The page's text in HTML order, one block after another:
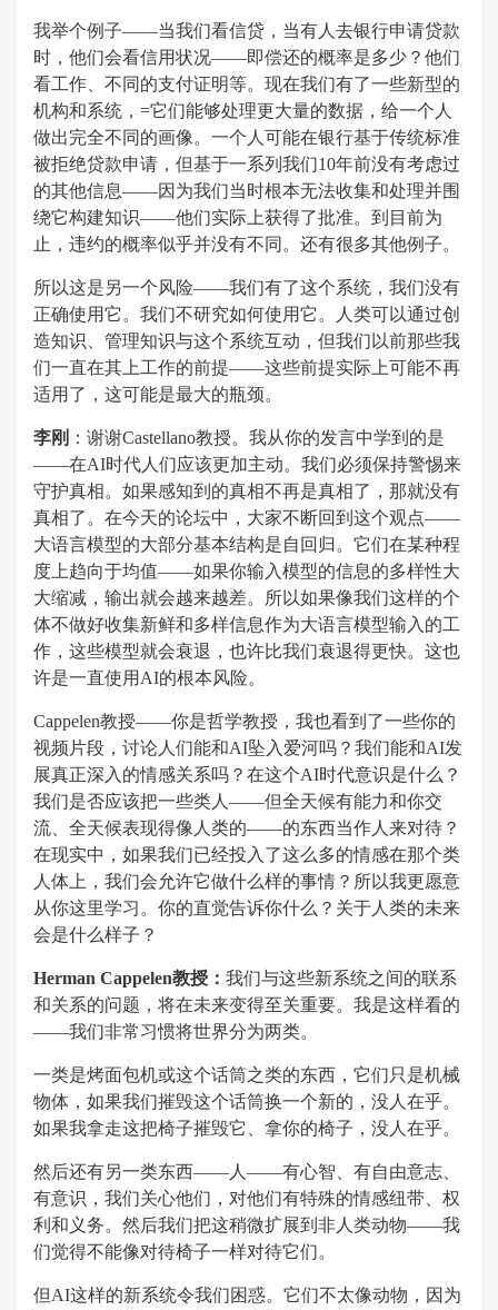
我举个例子——当我们看信贷，当有人去银行申请贷款
时，他们会看信用状况——即偿还的概率是多少？他们
看工作、不同的支付证明等。现在我们有了一些新型的
机构和系统，=它们能够处理更大量的数据，给一个人
做出完全不同的画像。一个人可能在银行基于传统标准
被拒绝贷款申请，但基于一系列我们10年前没有考虑过
的其他信息——因为我们当时根本无法收集和处理并围
绕它构建知识——他们实际上获得了批准。到目前为
止，违约的概率似乎并没有不同。还有很多其他例子。
所以这是另一个风险——我们有了这个系统，我们没有
正确使用它。我们不研究如何使用它。人类可以通过创
造知识、管理知识与这个系统互动，但我们以前那些我
们一直在其上工作的前提——这些前提实际上可能不再
适用了，这可能是最大的瓶颈。
李刚 ：谢谢Castellano教授。我从你的发言中学到的是
——在AI时代人们应该更加主动。我们必须保持警惕来
守护真相。如果感知到的真相不再是真相了，那就没有
真相了。在今天的论坛中，大家不断回到这个观点——
大语言模型的大部分基本结构是自回归。它们在某种程
度上趋向于均值——如果你输入模型的信息的多样性大
大缩减，输出就会越来越差。所以如果像我们这样的个
体不做好收集新鲜和多样信息作为大语言模型输入的工
作，这些模型就会衰退，也许比我们衰退得更快。这也
许是一直使用AI的根本风险。
Cappelen教授——你是哲学教授，我也看到了一些你的
视频片段，讨论人们能和AI坠入爱河吗？我们能和AI发
展真正深入的情感关系吗？在这个AI时代意识是什么？
我们是否应该把一些类人——但全天候有能力和你交
流、全天候表现得像人类的——的东西当作人来对待？
在现实中，如果我们已经投入了这么多的情感在那个类
人体上，我们会允许它做什么样的事情？所以我更愿意
从你这里学习。你的直觉告诉你什么？关于人类的未来
会是什么样子？
Herman Cappelen教授： 我们与这些新系统之间的联系
和关系的问题，将在未来变得至关重要。我是这样看的
——我们非常习惯将世界分为两类。
一类是烤面包机或这个话筒之类的东西，它们只是机械
物体，如果我们摧毁这个话筒换一个新的，没人在乎。
如果我拿走这把椅子摧毁它、拿你的椅子，没人在乎。
然后还有另一类东西——人——有心智、有自由意志、
有意识，我们关心他们，对他们有特殊的情感纽带、权
利和义务。然后我们把这稍微扩展到非人类动物——我
们觉得不能像对待椅子一样对待它们。
但AI这样的新系统令我们困惑。它们不太像动物，因为